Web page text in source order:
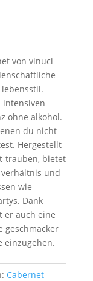
von vinuci
intensiven
ohne alkohol.
du nicht
Hergestellt
trauben, bietet
und
wie
Dank
er auch eine
geschmäcker
einzugehen.
Cabernet